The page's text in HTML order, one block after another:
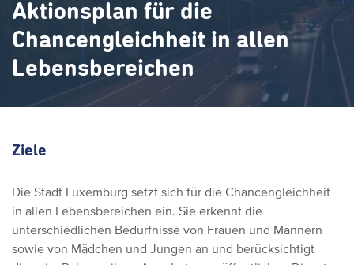
Aktionsplan für die
Chancengleichheit in allen
Lebensbereichen
Ziele
Die Stadt Luxemburg setzt sich für die Chancengleichheit
in allen Lebensbereichen ein. Sie erkennt die
unterschiedlichen Bedürfnisse von Frauen und Männern
sowie von Mädchen und Jungen an und berücksichtigt